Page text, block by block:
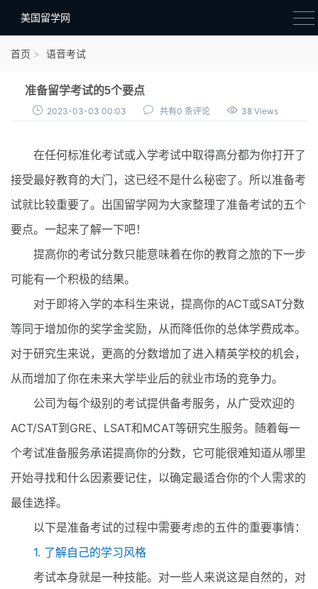
美国留学网
院校选择
材料准备
签证办理
首页 语音考试
准备留学考试的5个要点
2023-03-03 00:03 共有0 条评论 38 Views
在任何标准化考试或入学考试中取得高分都为你打开了
接受最好教育的大门，这已经不是什么秘密了。所以准备考
试就比较重要了。出国留学网为大家整理了准备考试的五个
要点。一起来了解一下吧！
提高你的考试分数只能意味着在你的教育之旅的下一步
可能有一个积极的结果。
对于即将入学的本科生来说，提高你的ACT或SAT分数
等同于增加你的奖学金奖励，从而降低你的总体学费成本。
对于研究生来说，更高的分数增加了进入精英学校的机会，
从而增加了你在未来大学毕业后的就业市场的竞争力。
公司为每个级别的考试提供备考服务，从广受欢迎的
ACT/SAT到GRE、LSAT和MCAT等研究生服务。随着每一
个考试准备服务承诺提高你的分数，它可能很难知道从哪里
开始寻找和什么因素要记住，以确定最适合你的个人需求的
最佳选择。
以下是准备考试的过程中需要考虑的五件的重要事情：
1. 了解自己的学习风格
考试本身就是一种技能。对一些人来说这是自然的，对